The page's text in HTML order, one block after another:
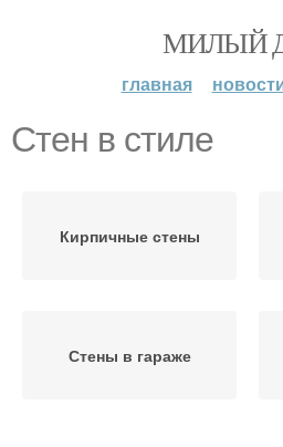
МИЛЫЙ
главная
Стен в стиле
Кирпичные стены
Стены в гараже